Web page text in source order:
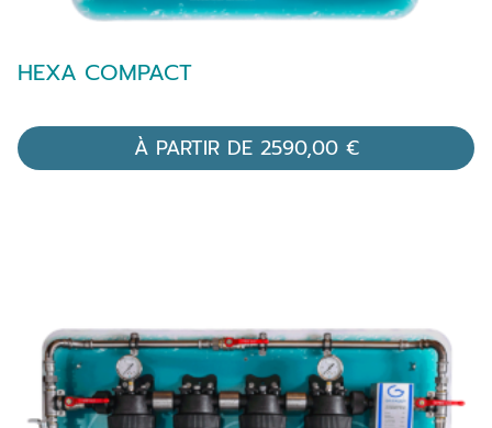
HEXA COMPACT
À PARTIR DE 2590,00 €